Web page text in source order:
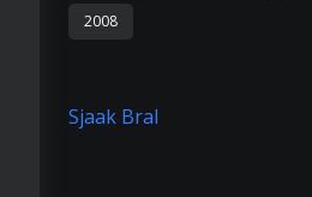
2008
Sjaak Bral